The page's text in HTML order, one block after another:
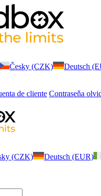
Česky (CZK) Deutsch
de cliente Contraseňa
(CZK) Deutsch (EUR)